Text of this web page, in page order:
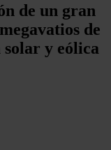
de un gran
de
y eólica